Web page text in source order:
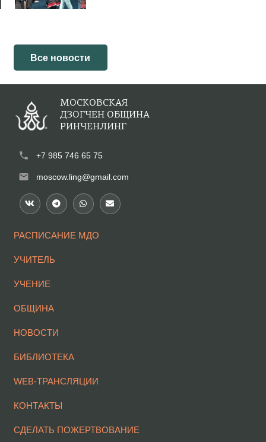
Все новости
МОСКОВСКАЯ
ДЗОГЧЕН ОБЩИНА
РИНЧЕНЛИНГ
phone +7 985 746 65 75
mail moscow.ling@gmail.com
РАСПИСАНИЕ МДО
УЧИТЕЛЬ
УЧЕНИЕ
ОБЩИНА
НОВОСТИ
БИБЛИОТЕКА
WEB-ТРАНСЛЯЦИИ
КОНТАКТЫ
СДЕЛАТЬ ПОЖЕРТВОВАНИЕ